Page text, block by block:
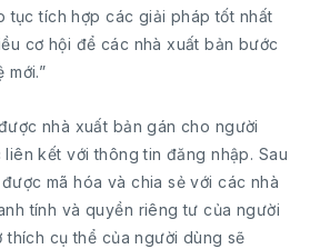
tục tích hợp các giải pháp tốt nhất
cơ hội để các nhà xuất bản bước
mới.”
nhà xuất bản gán cho người
kết với thông tin đăng nhập. Sau
mã hóa và chia sẻ với các nhà
tính và quyền riêng tư của người
thích cụ thể của người dùng sẽ